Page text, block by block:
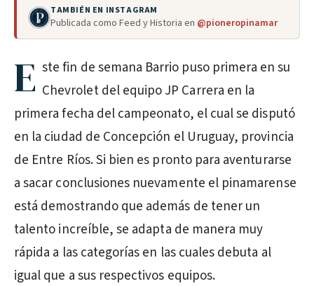
TAMBIÉN EN INSTAGRAM
Publicada como Feed y Historia en @pioneropinamar
E ste fin de semana Barrio puso primera en su
Chevrolet del equipo JP Carrera en la
primera fecha del campeonato, el cual se disputó
en la ciudad de Concepción el Uruguay, provincia
de Entre Ríos. Si bien es pronto para aventurarse
a sacar conclusiones nuevamente el pinamarense
está demostrando que además de tener un
talento increíble, se adapta de manera muy
rápida a las categorías en las cuales debuta al
igual que a sus respectivos equipos.